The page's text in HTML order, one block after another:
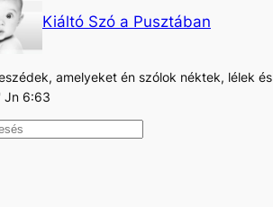
Kiáltó Szó a Pusztában
amelyeket én szólok néktek, lélek és
Jn 6:63